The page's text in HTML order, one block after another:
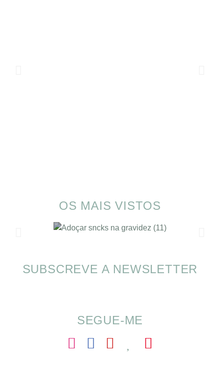
OS MAIS VISTOS
SOMP (SOP): 5 Ideias de Pequenos Almoços
SUBSCREVE A NEWSLETTER
SEGUE-ME